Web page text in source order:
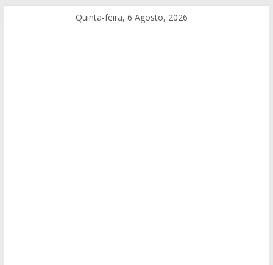
Quinta-feira, 6 Agosto, 2026